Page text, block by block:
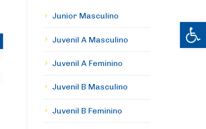
Abrir
Junior Masculino
Juvenil A Masculino
Juvenil A Feminino
Juvenil B Masculino
Juvenil B Feminino